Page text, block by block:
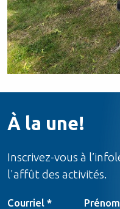
À la une!
Inscrivez-vous à
l'affût des activités.
Courriel * Prénom